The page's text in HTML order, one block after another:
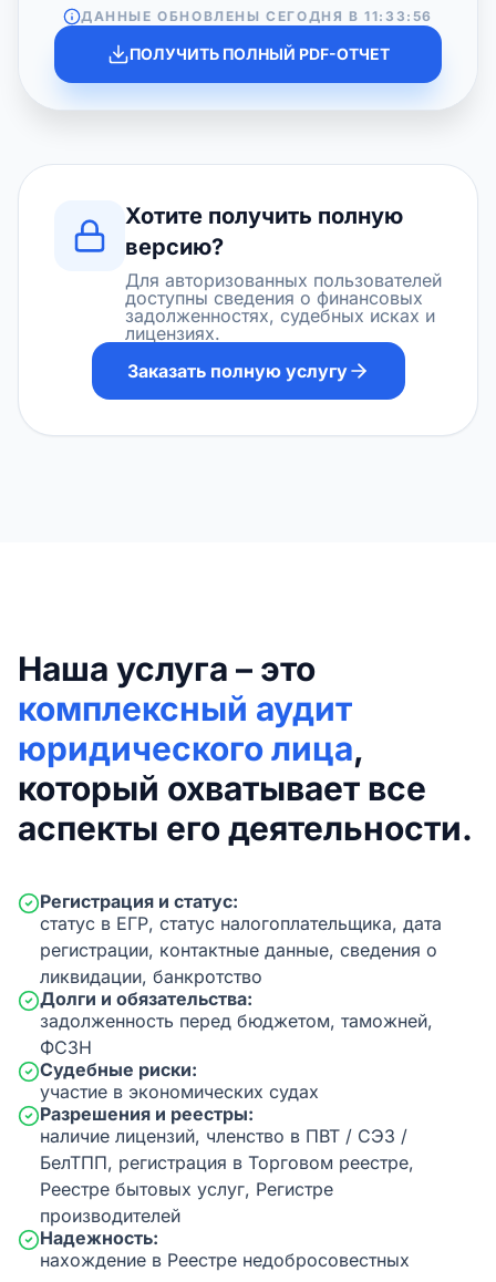
ДАННЫЕ ОБНОВЛЕНЫ СЕГОДНЯ В11:33:56
ПОЛУЧИТЬ ПОЛНЫЙ PDF-ОТЧЕТ
Хотите получить полную
версию?
Для авторизованных пользователей
доступны сведения о финансовых
задолженностях, судебных исках и
лицензиях.
Заказать полную услугу
Наша услуга – это
комплексный аудит
юридического лица,
который охватывает все
аспекты его деятельности.
Регистрация и статус:
статус в ЕГР, статус налогоплательщика, дата
регистрации, контактные данные, сведения о
ликвидации, банкротство
Долги и обязательства:
задолженность перед бюджетом, таможней,
ФСЗН
Судебные риски:
участие в экономических судах
Разрешения и реестры:
наличие лицензий, членство в ПВТ / СЭЗ /
БелТПП, регистрация в Торговом реестре,
Реестре бытовых услуг, Регистре
производителей
Надежность:
нахождение в Реестре недобросовестных